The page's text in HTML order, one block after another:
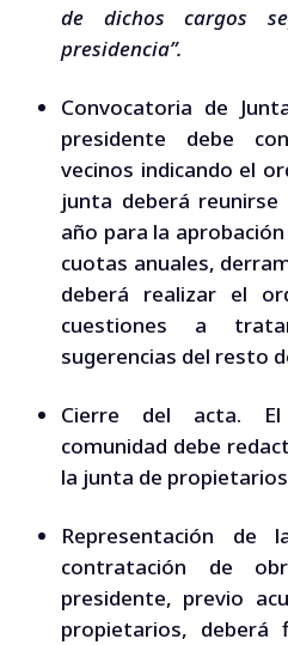
de dichos cargos
presidencia”.
Convocatoria de
presidente debe
vecinos indicando el
junta deberá
año para la
cuotas anuales,
deberá realizar el
cuestiones a
sugerencias del resto
Cierre del acta.
comunidad debe
la junta de
Representación de
contratación de
presidente, previo
propietarios,